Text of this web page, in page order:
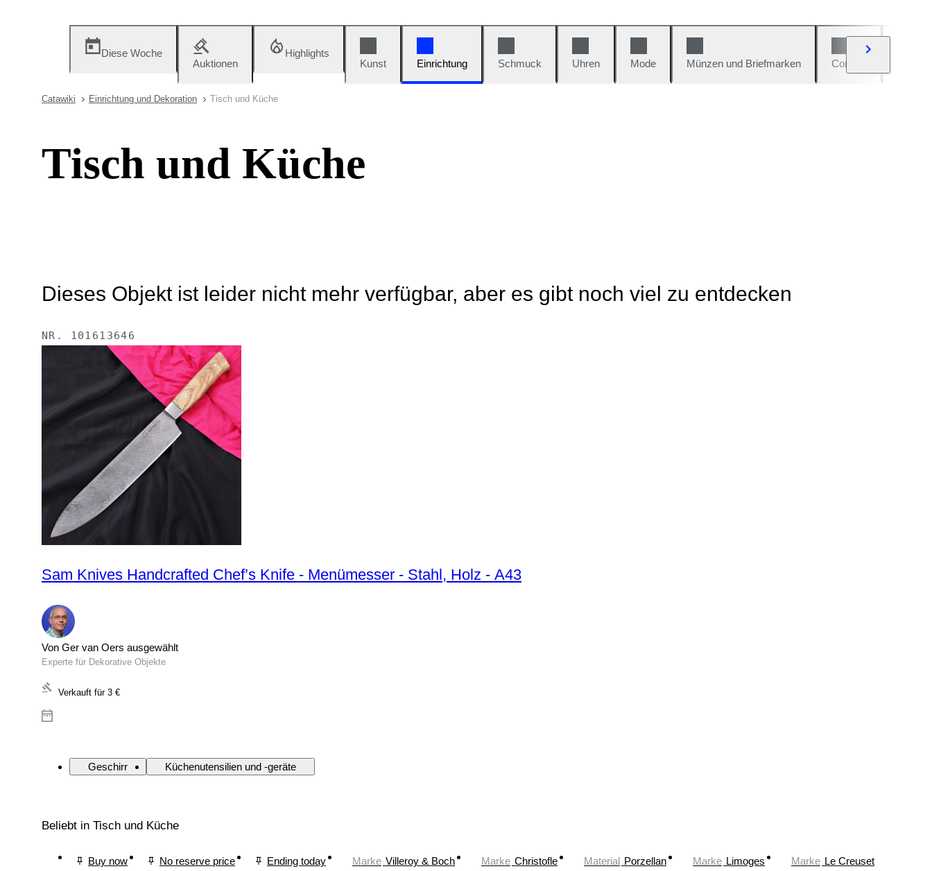
Diese Woche
Auktionen
Highlights
Kunst
Einrichtung Schmuck Uhren Mode Münzen und Briefmarken Comics
Catawiki Einrichtung und Dekoration Tisch und Küche
Tisch und Küche
Dieses Objekt ist leider nicht mehr verfügbar, aber es gibt noch viel zu entdecken
NR. 101613646
Sam Knives Handcrafted Chef’s Knife - Menümesser - Stahl, Holz - A43
Von Ger van Oers ausgewählt
Experte für Dekorative Objekte
Verkauft für 3 €
Geschirr Küchenutensilien und -geräte
Beliebt in Tisch und Küche
Buy now No reserve price Ending today Marke Villeroy & Boch Marke Christofle Material Porzellan Marke Limoges Marke Le Creuset